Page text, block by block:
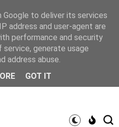
to deliver its services
address and user-agent are
performance and security
generate usage
address abuse.
GOT IT